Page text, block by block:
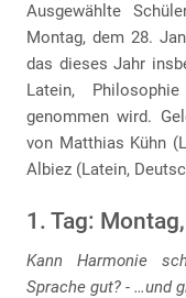
Ausgewählte
Montag, dem 28.
das dieses Jahr
Latein,
genommen wird.
von Matthias Kühn
Albiez (Latein,
1. Tag:
Kann Harmonie
Sprache gut? - …und